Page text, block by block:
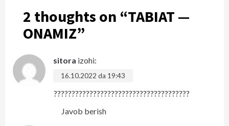
2 thoughts on “TABIAT —
ONAMIZ”
sitora izohi:
16.10.2022 da 19:43
??????????????????????????????????????
Javob berish